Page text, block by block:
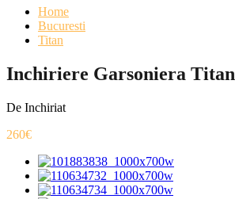
Home
Bucuresti
Titan
Inchiriere Garsoniera Titan
De Inchiriat
260€